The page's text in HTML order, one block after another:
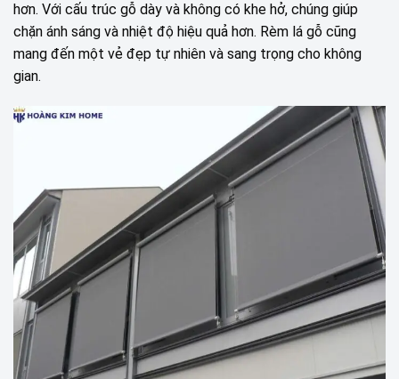
hơn. Với cấu trúc gỗ dày và không có khe hở, chúng giúp
chặn ánh sáng và nhiệt độ hiệu quả hơn. Rèm lá gỗ cũng
mang đến một vẻ đẹp tự nhiên và sang trọng cho không
gian.